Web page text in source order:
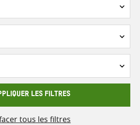
LES FILTRES
tous les filtres